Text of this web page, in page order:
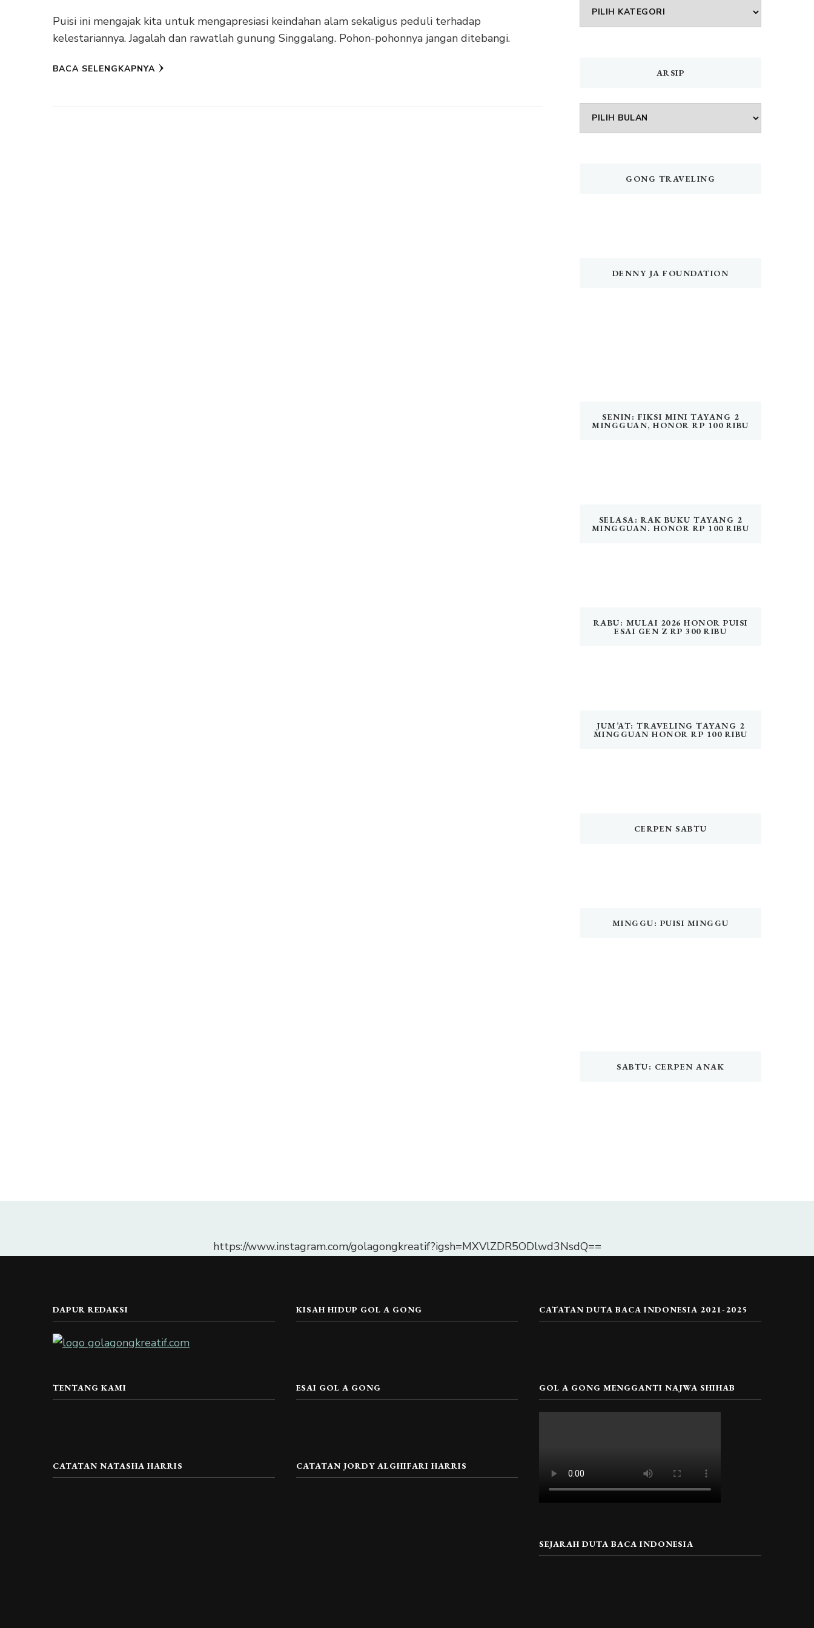
Puisi ini mengajak kita untuk mengapresiasi keindahan alam sekaligus peduli terhadap
kelestariannya. Jagalah dan rawatlah gunung Singgalang. Pohon-pohonnya jangan ditebangi.
BACA SELENGKAPNYA
DAFTAR
MENU
ARSIP
Arsip
GONG TRAVELING
DENNY JA FOUNDATION
SENIN: FIKSI MINI TAYANG 2
MINGGUAN, HONOR RP 100 RIBU
SELASA: RAK BUKU TAYANG 2
MINGGUAN. HONOR RP 100 RIBU
RABU: MULAI 2026 HONOR PUISI
ESAI GEN Z RP 300 RIBU
JUM’AT: TRAVELING TAYANG 2
MINGGUAN HONOR RP 100 RIBU
CERPEN SABTU
MINGGU: PUISI MINGGU
SABTU: CERPEN ANAK
https://www.instagram.com/golagongkreatif?igsh=MXVlZDR5ODlwd3NsdQ==
DAPUR REDAKSI
TENTANG KAMI
CATATAN NATASHA HARRIS
KISAH HIDUP GOL A GONG
ESAI GOL A GONG
CATATAN JORDY ALGHIFARI HARRIS
CATATAN DUTA BACA INDONESIA 2021-2025
GOL A GONG MENGGANTI NAJWA SHIHAB
SEJARAH DUTA BACA INDONESIA